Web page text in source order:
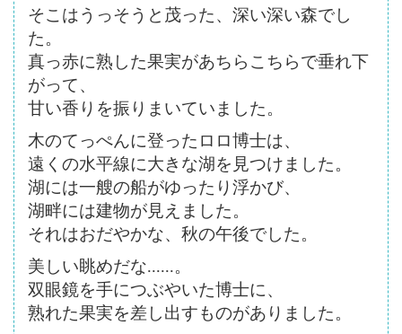
そこはうっそうと茂った、深い深い森でし
た。
真っ赤に熟した果実があちらこちらで垂れ下
がって、
甘い香りを振りまいていました。
木のてっぺんに登ったロロ博士は、
遠くの水平線に大きな湖を見つけました。
湖には一艘の船がゆったり浮かび、
湖畔には建物が見えました。
それはおだやかな、秋の午後でした。
美しい眺めだな......。
双眼鏡を手につぶやいた博士に、
熟れた果実を差し出すものがありました。